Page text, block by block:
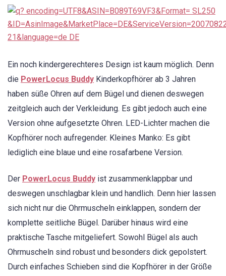
Ein noch kindergerechteres Design ist kaum möglich. Denn
die PowerLocus Buddy Kinderkopfhörer ab 3 Jahren
haben süße Ohren auf dem Bügel und dienen deswegen
zeitgleich auch der Verkleidung. Es gibt jedoch auch eine
Version ohne aufgesetzte Ohren. LED-Lichter machen die
Kopfhörer noch aufregender. Kleines Manko: Es gibt
lediglich eine blaue und eine rosafarbene Version.
Der PowerLocus Buddy ist zusammenklappbar und
deswegen unschlagbar klein und handlich. Denn hier lassen
sich nicht nur die Ohrmuscheln einklappen, sondern der
komplette seitliche Bügel. Darüber hinaus wird eine
praktische Tasche mitgeliefert. Sowohl Bügel als auch
Ohrmuscheln sind robust und besonders dick gepolstert.
Durch einfaches Schieben sind die Kopfhörer in der Größe